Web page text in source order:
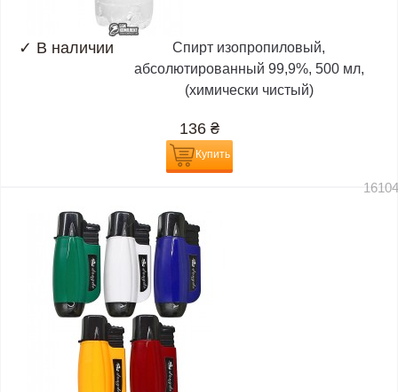
✓ В наличии
Спирт изопропиловый,
абсолютированный 99,9%, 500 мл,
(химически чистый)
136 ₴
Купить